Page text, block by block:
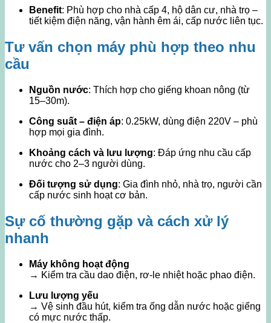
Benefit: Phù hợp cho nhà cấp 4, hộ dân cư, nhà trọ –
tiết kiệm điện năng, vận hành êm ái, cấp nước liên tục.
Tư vấn chọn máy phù hợp theo nhu
cầu
Nguồn nước: Thích hợp cho giếng khoan nông (từ
15–30m).
Công suất – điện áp: 0.25kW, dùng điện 220V – phù
hợp mọi gia đình.
Khoảng cách và lưu lượng: Đáp ứng nhu cầu cấp
nước cho 2–3 người dùng.
Đối tượng sử dụng: Gia đình nhỏ, nhà trọ, người cần
cấp nước sinh hoạt cơ bản.
Sự cố thường gặp và cách xử lý
nhanh
Máy không hoạt động
→ Kiểm tra cầu dao điện, rơ-le nhiệt hoặc phao điện.
Lưu lượng yếu
→ Vệ sinh đầu hút, kiểm tra ống dẫn nước hoặc giếng
có mực nước thấp.